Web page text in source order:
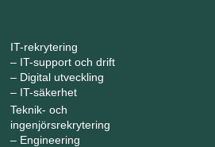
IT-rekrytering
– IT-support och drift
– Digital utveckling
– IT-säkerhet
Teknik- och
ingenjörsrekrytering
– Engineering